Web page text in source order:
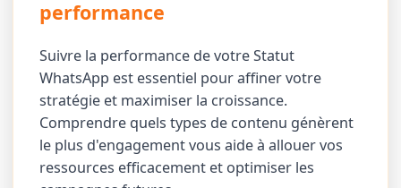
performance
Suivre la performance de votre Statut
WhatsApp est essentiel pour affiner votre
stratégie et maximiser la croissance.
Comprendre quels types de contenu génèrent
le plus d'engagement vous aide à allouer vos
ressources efficacement et optimiser les